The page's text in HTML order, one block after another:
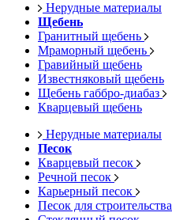
Нерудные материалы
Щебень
Гранитный щебень
Мраморный щебень
Гравийный щебень
Известняковый щебень
Щебень габбро-диабаз
Кварцевый щебень
Нерудные материалы
Песок
Кварцевый песок
Речной песок
Карьерный песок
Песок для строительства